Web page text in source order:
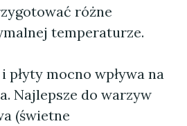
różne
temperaturze.
płyty mocno wpływa na
Najlepsze do warzyw
(świetne